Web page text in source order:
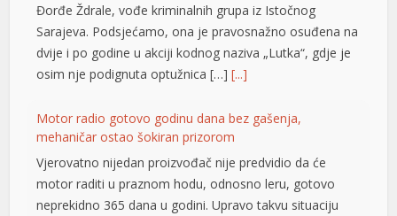
Đorđe Ždrale, vođe kriminalnih grupa iz Istočnog
Sarajeva. Podsjećamo, ona je pravosnažno osuđena na
dvije i po godine u akciji kodnog naziva „Lutka“, gdje je
osim nje podignuta optužnica […][...]
Motor radio gotovo godinu dana bez gašenja,
mehaničar ostao šokiran prizorom
Vjerovatno nijedan proizvođač nije predvidio da će
motor raditi u praznom hodu, odnosno leru, gotovo
neprekidno 365 dana u godini. Upravo takvu situaciju